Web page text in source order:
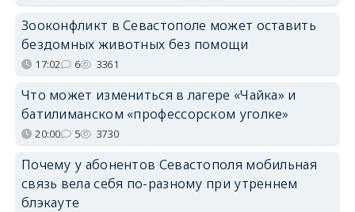
Зооконфликт в Севастополе может оставить
бездомных животных без помощи
17:02 6 3361
Что может измениться в лагере «Чайка» и
батилиманском «профессорском уголке»
20:00 5 3730
Почему у абонентов Севастополя мобильная
связь вела себя по-разному при утреннем
блэкауте